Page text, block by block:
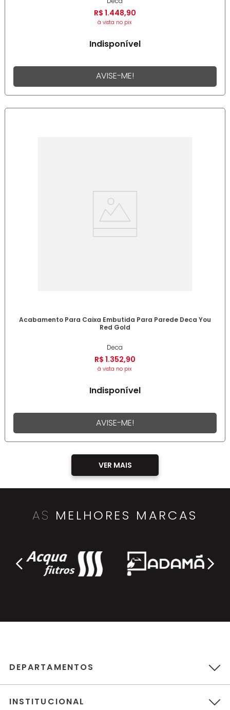
R$ 1.448,90
à vista no pix
Indisponível
AVISE-ME!
Acabamento Para Caixa Embutida Para Parede Deca You
Red Gold
Deca
R$ 1.352,90
à vista no pix
Indisponível
AVISE-ME!
AS MELHORES MARCAS
DEPARTAMENTOS
INSTITUCIONAL